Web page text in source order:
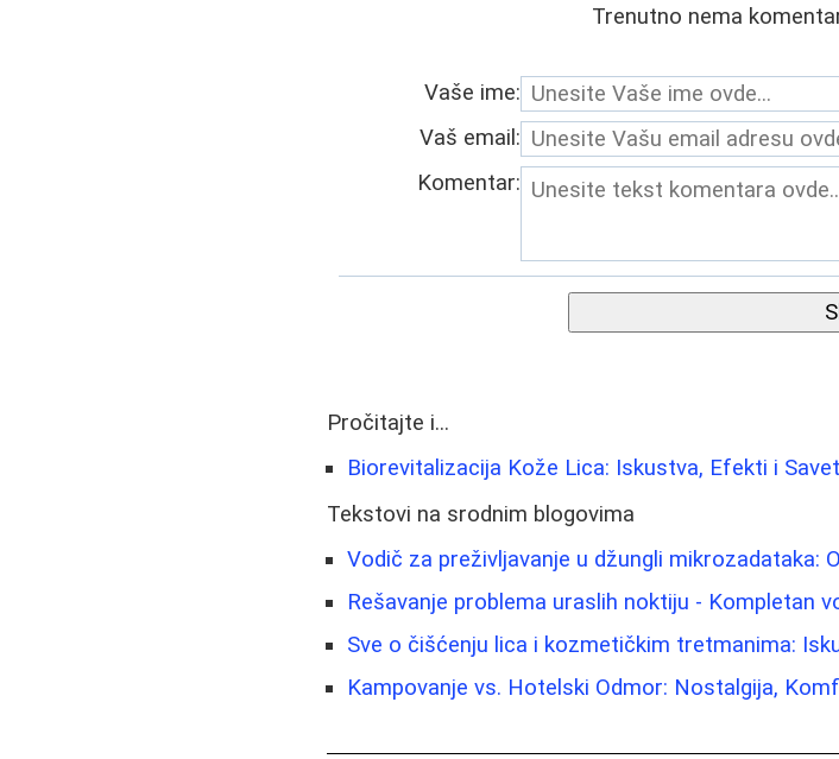
Trenutno nema
Vaše ime:
Vaš email:
Komentar:
Pročitajte i...
Biorevitalizacija Kože Lica: Iskustva, Efekti i
Tekstovi na srodnim blogovima
Vodič za preživljavanje u džungli mikrozadataka:
Rešavanje problema uraslih noktiju - Kompletan
Sve o čišćenju lica i kozmetičkim tretmanima:
Kampovanje vs. Hotelski Odmor: Nostalgija,